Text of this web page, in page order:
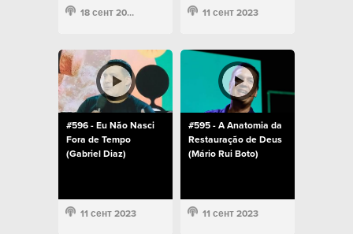
18 сент 2023 11 сент 2023
#596 - Eu Não Nasci
Fora de Tempo
(Gabriel Diaz)
11 сент 2023
#595 - A Anatomia da
Restauração de Deus
(Mário Rui Boto)
11 сент 2023